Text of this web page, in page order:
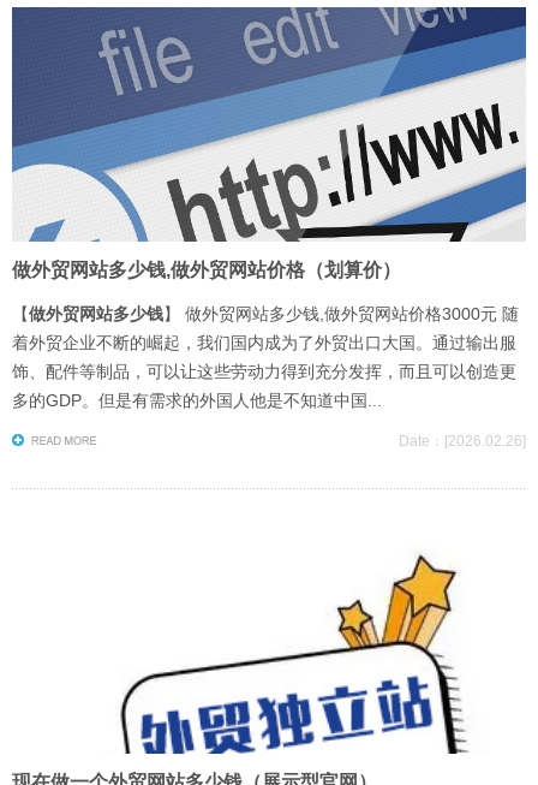
做外贸网站多少钱,做外贸网站价格（划算价）
【做外贸网站多少钱】 做外贸网站多少钱,做外贸网站价格3000元 随
着外贸企业不断的崛起，我们国内成为了外贸出口大国。通过输出服
饰、配件等制品，可以让这些劳动力得到充分发挥，而且可以创造更
多的GDP。但是有需求的外国人他是不知道中国...
Date：[2026.02.26]